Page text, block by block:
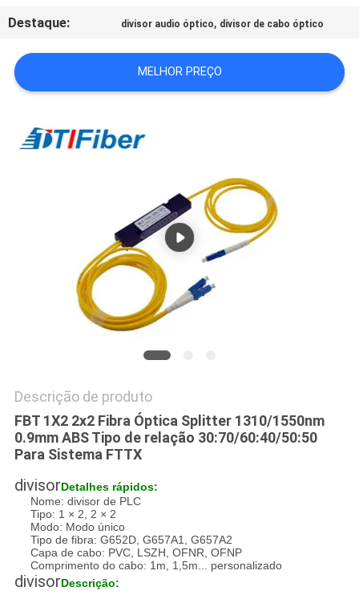
DO
SITE
POLICY
Destaque: divisor audio óptico, divisor de cabo óptico
MELHOR PREÇO
Descrição de produto
FBT 1X2 2x2 Fibra Óptica Splitter 1310/1550nm
0.9mm ABS Tipo de relação 30:70/60:40/50:50
Para Sistema FTTX
divisorDetalhes rápidos:
Nome: divisor de PLC
Tipo: 1 × 2, 2 × 2
Modo: Modo único
Tipo de fibra: G652D, G657A1, G657A2
Capa de cabo: PVC, LSZH, OFNR, OFNP
Comprimento do cabo: 1m, 1,5m... personalizado
divisorDescrição: